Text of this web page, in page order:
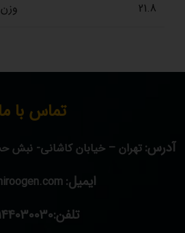
21.8 وزن
تماس با ما
آدرس: تهران – خیابان کاشانی- نبش حسن‌آباد
ایمیل:
تلفن:02144030030